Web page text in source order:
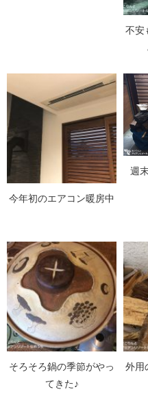
不安
今年初のエアコン暖房中
週
そろそろ鍋の季節がやっ
てきた♪
外用